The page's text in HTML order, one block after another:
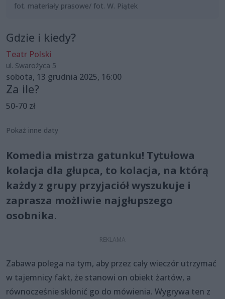
fot. materiały prasowe/ fot. W. Piątek
Gdzie i kiedy?
Teatr Polski
ul. Swarożyca 5
sobota, 13 grudnia 2025, 16:00
Za ile?
50-70 zł
Pokaż inne daty
Komedia mistrza gatunku! Tytułowa
kolacja dla głupca, to kolacja, na którą
każdy z grupy przyjaciół wyszukuje i
zaprasza możliwie najgłupszego
osobnika.
Zabawa polega na tym, aby przez cały wieczór utrzymać
w tajemnicy fakt, że stanowi on obiekt żartów, a
równocześnie skłonić go do mówienia. Wygrywa ten z